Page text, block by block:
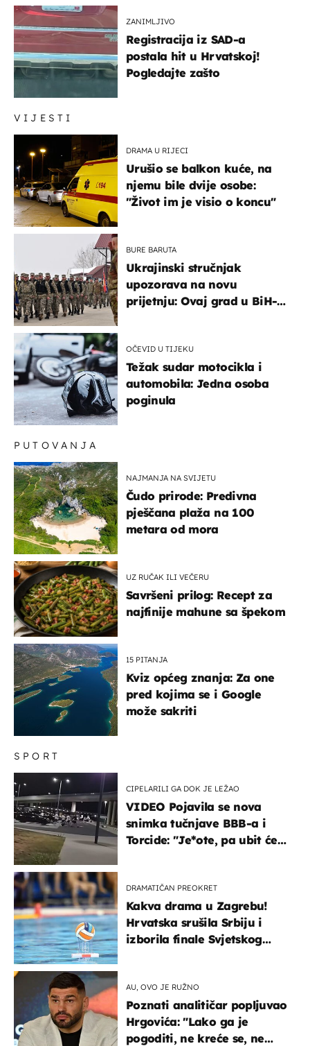
VIJESTI
DRAMA U RIJECI
Urušio se balkon kuće, na
njemu bile dvije osobe:
"Život im je visio o koncu"
BURE BARUTA
Ukrajinski stručnjak
upozorava na novu
prijetnju: Ovaj grad u BiH-u
OČEVID U TIJEKU
Težak sudar motocikla i
automobila: Jedna osoba
poginula
ZANIMLJIVO
Registracija iz SAD-a
postala hit u Hrvatskoj!
Pogledajte zašto
SPORT
CIPELARILI GA DOK JE LEŽAO
VIDEO Pojavila se nova
snimka tučnjave BBB-a i
Torcide: "Je*ote, pa ubit će
DRAMATIČAN PREOKRET
Kakva drama u Zagrebu!
Hrvatska srušila Srbiju i
izborila finale Svjetskog
AU, OVO JE RUŽNO
Poznati analitičar popljuvao
Hrgovića: "Lako ga je
pogoditi, ne kreće se, ne
PUTOVANJA
NAJMANJA NA SVIJETU
Čudo prirode: Predivna
pješčana plaža na 100
metara od mora
UZ RUČAK ILI VEČERU
Savršeni prilog: Recept za
najfinije mahune sa špekom
15 PITANJA
Kviz općeg znanja: Za one
pred kojima se i Google
može sakriti